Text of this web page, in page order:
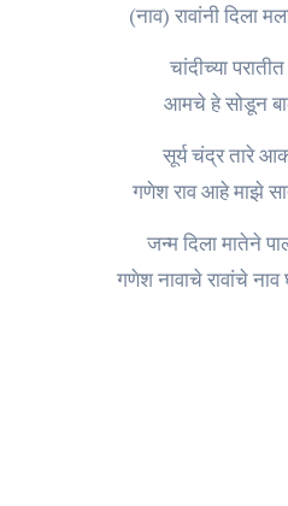
(नाव) रावांनी दिला
चांदीच्या
आमचे हे सोडून
सूर्य चंद्र तारे
गणेश राव आहे माझे
जन्म दिला मातेने
गणेश नावाचे रावांचे नाव